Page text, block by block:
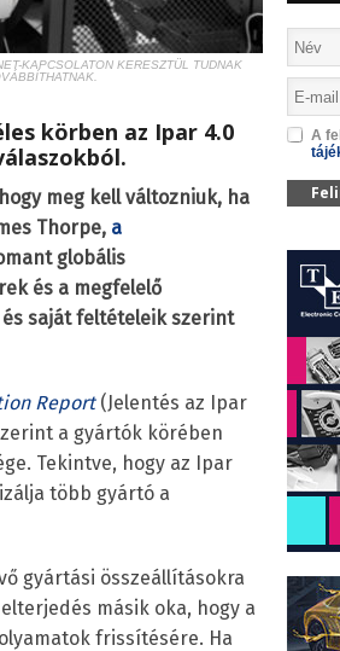
KAPCSOLATON KERESZTÜL TUDNAK
körben az Ipar 4.0
meg kell változniuk, ha
Thorpe, a
globális
és a megfelelő
saját feltételeik szerint
Report(Jelentés az Ipar
a gyártók körében
Tekintve, hogy az Ipar
több gyártó a
gyártási összeállításokra
másik oka, hogy a
frissítésére. Ha
A